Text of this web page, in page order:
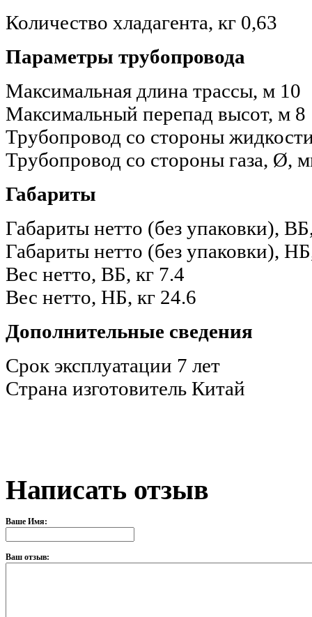
Количество хладагента, кг 0,63
Параметры трубопровода
Максимальная длина трассы, м 10
Максимальный перепад высот, м 8
Трубопровод со стороны
Трубопровод со стороны газа, Ø,
Габариты
Габариты нетто (без упаковки),
Габариты нетто (без упаковки),
Вес нетто, ВБ, кг 7.4
Вес нетто, НБ, кг 24.6
Дополнительные сведения
Срок эксплуатации 7 лет
Страна изготовитель Китай
Написать отзыв
Ваше Имя:
Ваш отзыв: